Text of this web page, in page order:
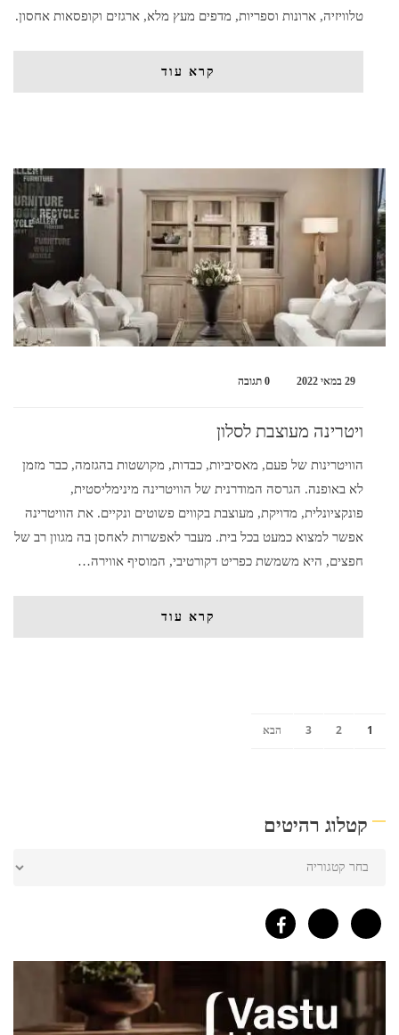
טלוויזיה, ארונות וספריות, מדפים מעץ מלא, ארגזים וקופסאות אחסון.
קרא עוד
29 במאי 2022 0 תגובה
ויטרינה מעוצבת לסלון
הוויטרינות של פעם, מאסיביות, כבדות, מקושטות בהגזמה, כבר מזמן
לא באופנה. הגרסה המודרנית של הוויטרינה מינימליסטית,
פונקציונלית, מדויקת, מעוצבת בקווים פשוטים ונקיים. את הוויטרינה
אפשר למצוא כמעט בכל בית. מעבר לאפשרות לאחסן בה מגוון רב של
חפצים, היא משמשת כפריט דקורטיבי, המוסיף אווירה…
קרא עוד
1
2
3 הבא
קטלוג רהיטים